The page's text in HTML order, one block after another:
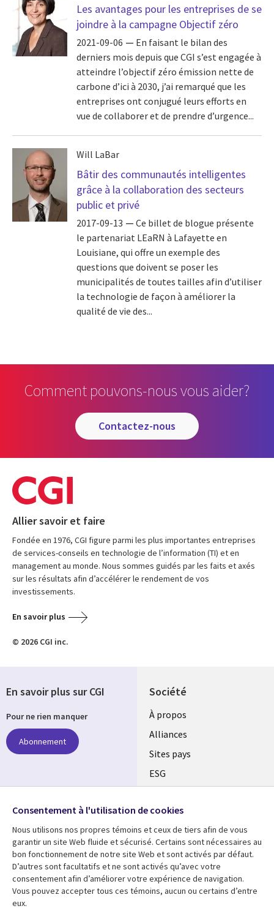
Les avantages pour les entreprises de se
joindre à la campagne Objectif zéro
2021-09-06
En faisant le bilan des
derniers mois depuis que CGI s’est engagée à
atteindre l’objectif zéro émission nette de
carbone d’ici à 2030, j’ai remarqué que les
entreprises ont conjugué leurs efforts en
vue de collaborer et de prendre d’urgence...
Will LaBar
Bâtir des communautés intelligentes
grâce à la collaboration des secteurs
public et privé
2017-09-13
Ce billet de blogue présente
le partenariat LEaRN à Lafayette en
Louisiane, qui offre un exemple des
questions que doivent se poser les
municipalités de toutes tailles afin d’utiliser
la technologie de façon à améliorer la
qualité de vie des...
Comment pouvons-nous vous aider?
contactez-nous
Allier savoir et faire
Fondée en 1976, CGI figure parmi les plus importantes entreprises
de services-conseils en technologie de l’information (TI) et en
management au monde. Nous sommes guidés par les faits et axés
sur les résultats afin d’accélérer le rendement de vos
investissements.
En savoir plus
© 2026 CGI inc.
Société
À propos
Alliances
Sites pays
ESG
Fusions
Salle de presse
Ressources
Articles
Support
En savoir plus sur CGI
Pour ne rien manquer
Abonnement
Suivez-nous
Social
Media
Global
FR
Consentement à l'utilisation de cookies
Nous utilisons nos propres témoins et ceux de tiers afin de vous
garantir un site Web fluide et sécurisé. Certains sont nécessaires au
bon fonctionnement de notre site Web et sont activés par défaut.
D’autres sont facultatifs et ne sont activés qu’avec votre
consentement afin d’améliorer votre expérience de navigation.
Vous pouvez accepter tous ces témoins, aucun ou certains d’entre
eux.